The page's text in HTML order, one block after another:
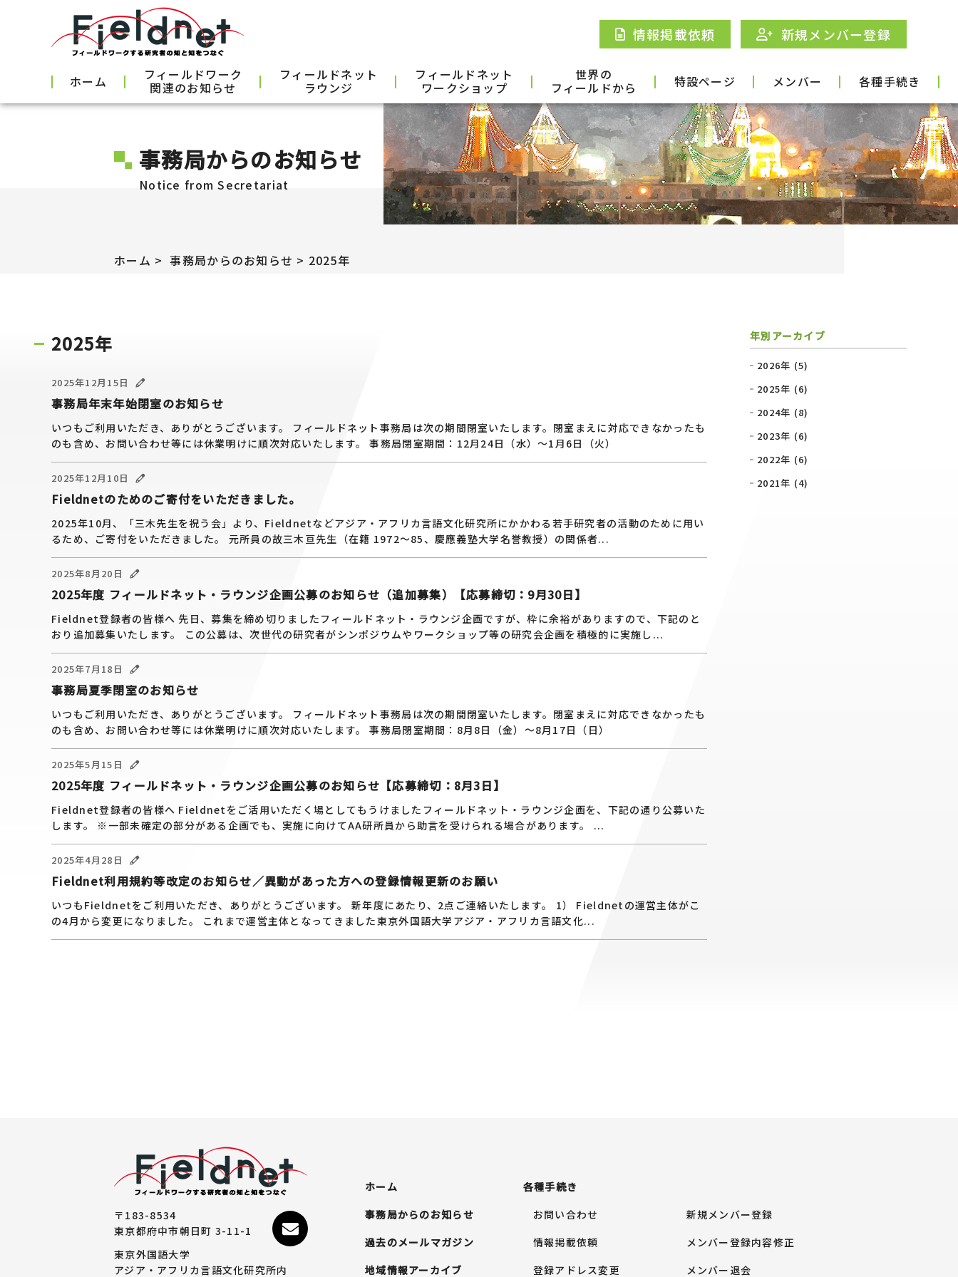
情報掲載依頼 新規メンバー登録
ホーム フィールドワーク
関連のお知らせ
フィールドネット
ラウンジ
フィールドネット
ワークショップ
世界の
フィールドから 特設ページ メンバー 各種手続き
事務局からのお知らせ
Notice from Secretariat
ホーム 事務局からのお知らせ 2025年
2025年
2025年12月15日
事務局年末年始閉室のお知らせ
いつもご利用いただき、ありがとうございます。 フィールドネット事務局は次の期間閉室いたします。閉室まえに対応できなかったも
のも含め、お問い合わせ等には休業明けに順次対応いたします。 事務局閉室期間：12月24日（水）～1月6日（火）
2025年12月10日
Fieldnetのためのご寄付をいただきました。
2025年10月、「三木先生を祝う会」より、Fieldnetなどアジア・アフリカ言語文化研究所にかかわる若手研究者の活動のために用い
るため、ご寄付をいただきました。 元所員の故三木亘先生（在籍 1972～85、慶應義塾大学名誉教授）の関係者...
2025年8月20日
2025年度 フィールドネット・ラウンジ企画公募のお知らせ（追加募集）【応募締切：9月30日】
Fieldnet登録者の皆様へ 先日、募集を締め切りましたフィールドネット・ラウンジ企画ですが、枠に余裕がありますので、下記のと
おり追加募集いたします。 この公募は、次世代の研究者がシンポジウムやワークショップ等の研究会企画を積極的に実施し...
2025年7月18日
事務局夏季閉室のお知らせ
いつもご利用いただき、ありがとうございます。 フィールドネット事務局は次の期間閉室いたします。閉室まえに対応できなかったも
のも含め、お問い合わせ等には休業明けに順次対応いたします。 事務局閉室期間：8月8日（金）～8月17日（日）
2025年5月15日
2025年度 フィールドネット・ラウンジ企画公募のお知らせ【応募締切：8月3日】
Fieldnet登録者の皆様へ Fieldnetをご活用いただく場としてもうけましたフィールドネット・ラウンジ企画を、下記の通り公募いた
します。 ※一部未確定の部分がある企画でも、実施に向けてAA研所員から助言を受けられる場合があります。 ...
2025年4月28日
Fieldnet利用規約等改定のお知らせ／異動があった方への登録情報更新のお願い
いつもFieldnetをご利用いただき、ありがとうございます。 新年度にあたり、2点ご連絡いたします。 1） Fieldnetの運営主体がこ
の4月から変更になりました。 これまで運営主体となってきました東京外国語大学アジア・アフリカ言語文化...
年別アーカイブ
2026年 (5)
2025年 (6)
2024年 (8)
2023年 (6)
2022年 (6)
2021年 (4)
〒183-8534
東京都府中市朝日町 3-11-1
東京外国語大学
アジア・アフリカ言語文化研究所内
ホーム
事務局からのお知らせ
過去のメールマガジン
地域情報アーカイブ
各種手続き
お問い合わせ
新規メンバー登録
情報掲載依頼
メンバー登録内容修正
登録アドレス変更
メンバー退会